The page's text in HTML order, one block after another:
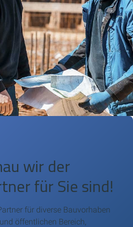
wir der
für Sie sind!
für diverse Bauvorhaben
öffentlichen Bereich,